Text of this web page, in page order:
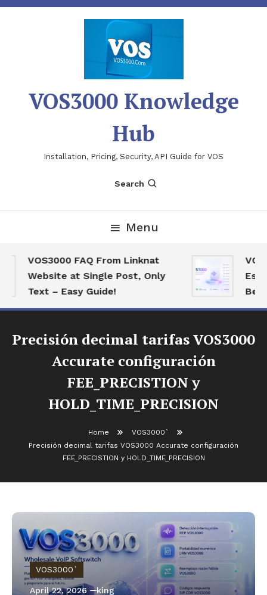
Skip
VOS3000 Knowledge
Hub
Installation, Pricing, Security, API Guide for VOS
Search
Menu
VOS3000 FAQ From Linknat
Website at Single Post, Only
Text – Easy Guide!
Best
Precisión decimal tarifas VOS3000
Accurate configuración
FEE_PRECISTION y
HOLD_TIME_PRECISION
Home
VOS3000`
Precisión decimal tarifas VOS3000 Accurate configuración
FEE_PRECISTION y HOLD_TIME_PRECISION
VOS3000`
April 22, 2026 king